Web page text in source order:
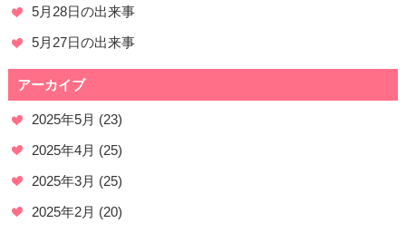
5月28日の出来事
5月27日の出来事
アーカイブ
2025年5月 (23)
2025年4月 (25)
2025年3月 (25)
2025年2月 (20)